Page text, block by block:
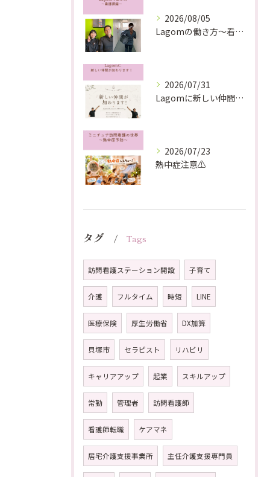
2026/08/05
Lagomの働き方〜看護師編〜
2026/07/31
Lagomに新しい仲間が加わります！
2026/07/23
熱中症注意⚠️
タグ Tags
訪問看護ステーション開設 子育て
介護 フルタイム 時短 LINE
医療保険 厚生労働省 DX加算
貝塚市 セラピスト リハビリ
キャリアアップ 起業 スキルアップ
常勤 管理者 訪問看護師
看護師転職 ケアマネ
居宅介護支援事業所 主任介護支援専門員